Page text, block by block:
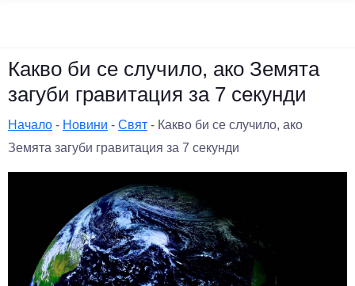
Какво би се случило, ако Земята
загуби гравитация за 7 секунди
Начало - Новини - Свят - Какво би се случило, ако
Земята загуби гравитация за 7 секунди